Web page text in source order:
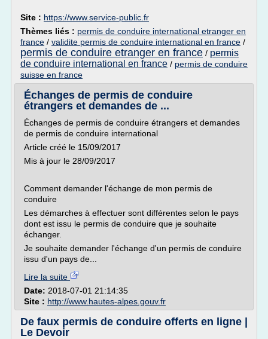
Site : https://www.service-public.fr
Thèmes liés : permis de conduire international etranger en
france / validite permis de conduire international en france /
permis de conduire etranger en france / permis
de conduire international en france / permis de conduire
suisse en france
Échanges de permis de conduire
étrangers et demandes de ...
Échanges de permis de conduire étrangers et demandes
de permis de conduire international
Article créé le 15/09/2017
Mis à jour le 28/09/2017
Comment demander l'échange de mon permis de
conduire
Les démarches à effectuer sont différentes selon le pays
dont est issu le permis de conduire que je souhaite
échanger.
Je souhaite demander l'échange d'un permis de conduire
issu d'un pays de...
Lire la suite
Date: 2018-07-01 21:14:35
Site : http://www.hautes-alpes.gouv.fr
De faux permis de conduire offerts en ligne |
Le Devoir